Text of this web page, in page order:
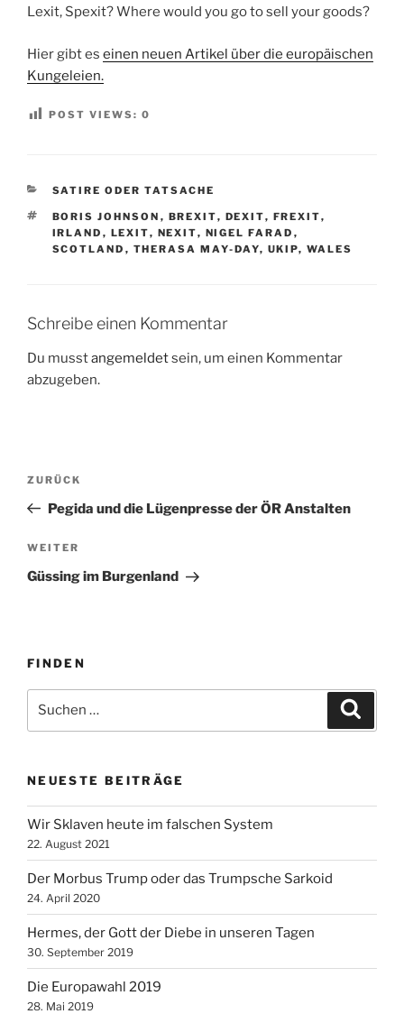
Lexit, Spexit? Where would you go to sell your goods?
Hier gibt es einen neuen Artikel über die europäischen
Kungeleien.
POST VIEWS: 0
KATEGORIEN
SATIRE ODER TATSACHE
SCHLAGWÖRTER
BORIS JOHNSON , BREXIT, DEXIT, FREXIT,
IRLAND , LEXIT, NEXIT, NIGEL FARAD ,
SCOTLAND , THERASA MAY-DAY, UKIP, WALES
Schreibe einen Kommentar
Du musstangemeldetsein, um einen Kommentar
abzugeben.
Beitragsnavigation
Vorheriger
Beitrag
ZURÜCK
Pegida und die Lügenpresse der ÖR Anstalten
Nächster
Beitrag
WEITER
Güssing im Burgenland
FINDEN
nach:
NEUESTE BEITRÄGE
Wir Sklaven heute im falschen System
22. August 2021
Der Morbus Trump oder das Trumpsche Sarkoid
24. April 2020
Hermes, der Gott der Diebe in unseren Tagen
30. September 2019
Die Europawahl 2019
28. Mai 2019